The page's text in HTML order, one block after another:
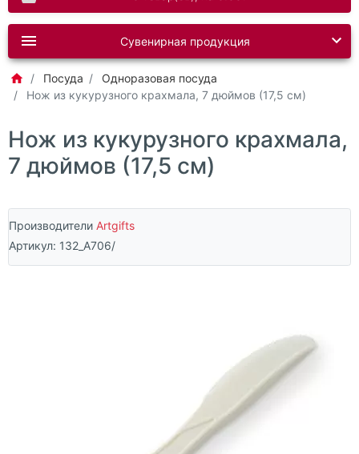
Сувенирная продукция
Посуда
Одноразовая посуда
Нож из кукурузного крахмала, 7 дюймов (17,5 см)
Нож из кукурузного крахмала,
7 дюймов (17,5 см)
Производители Artgifts
Артикул: 132_A706/